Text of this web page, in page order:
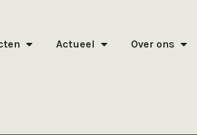
Actueel Over ons